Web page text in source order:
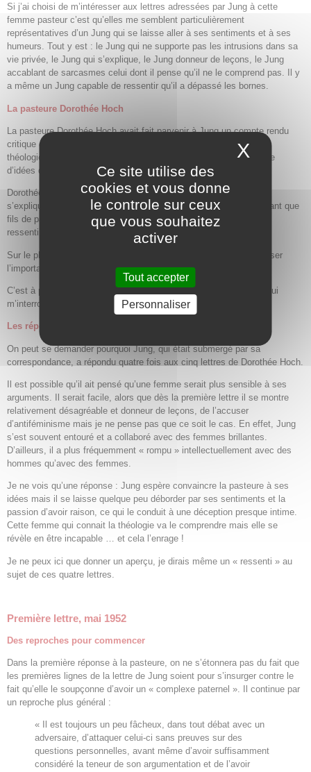
Si j’ai choisi de m’intéresser aux lettres adressées par Jung à cette
femme pasteur c’est qu’elles me semblent particulièrement
représentatives d’un Jung qui se laisse aller à ses sentiments et à ses
humeurs. Tout y est : le Jung qui ne supporte pas les intrusions dans sa
vie privée, le Jung qui s’explique, le Jung donneur de leçons, le Jung
accablant de sarcasmes celui dont il pense qu’il ne le comprend pas. Il y
a même un Jung capable de ressentir qu’il a dépassé les bornes.
La pasteure Dorothée Hoch
La pasteure Dorothée Hoch avait fait parvenir à Jung un compte rendu
critique de
qu’elle avait publié dans une revue de
théologie. Dans la lettre jointe elle avait exprimé un certain nombre
d’idées d’ordre psychologique et théologique.
Dorothée Hoch parlait de la possibilité queRéponse à Job
s’expliquer « par la psychologie personnelle de l’auteur « qui, en tant que
fils de pasteur, souffrirait d’un complexe paternel engendrant un
ressentiment envers un « Dieu Père ». (cf.p.125)
Sur le plan théologique, elle lui reprochait, entre autres, de minimiser
l’importance du diable.
C’est à partir de ce premier envoi que va s’instaurer un échange qui
m’interroge.
Les réponses de Jung aux lettres de la pasteure
On peut se demander pourquoi Jung, qui était submergé par sa
correspondance, a répondu quatre fois aux cinq lettres de Dorothée Hoch.
Il est possible qu’il ait pensé qu’une femme serait plus sensible à ses
arguments. Il serait facile, alors que dès la première lettre il se montre
relativement désagréable et donneur de leçons, de l’accuser
d’antiféminisme mais je ne pense pas que ce soit le cas. En effet, Jung
s’est souvent entouré et a collaboré avec des femmes brillantes.
D’ailleurs, il a plus fréquemment « rompu » intellectuellement avec des
hommes qu’avec des femmes.
Je ne vois qu’une réponse : Jung espère convaincre la pasteure à ses
idées mais il se laisse quelque peu déborder par ses sentiments et la
passion d’avoir raison, ce qui le conduit à une déception presque intime.
Cette femme qui connait la théologie va le comprendre mais elle se
révèle en être incapable … et cela l’enrage !
Je ne peux ici que donner un aperçu, je dirais même un « ressenti » au
sujet de ces quatre lettres.
Première lettre, mai 1952
Des reproches pour commencer
Dans la première réponse à la pasteure, on ne s’étonnera pas du fait que
les premières lignes de la lettre de Jung soient pour s’insurger contre le
fait qu’elle le soupçonne d’avoir un « complexe paternel ». Il continue par
un reproche plus général :
« Il est toujours un peu fâcheux, dans tout débat avec un
adversaire, d’attaquer celui-ci sans preuves sur des
questions personnelles, avant même d’avoir suffisamment
considéré la teneur de son argumentation et de l’avoir
Ce site utilise des
cookies et vous donne
le controle sur ceux
que vous souhaitez
activer
Tout accepter
Personnaliser
X